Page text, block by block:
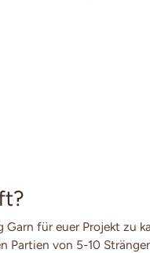
Garn für euer Projekt zu
Partien von 5-10